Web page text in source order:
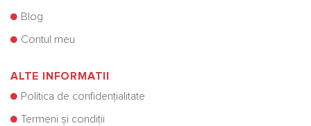
Blog
Contul meu
ALTE INFORMATII
Politica de confidențialitate
Termeni și condiții